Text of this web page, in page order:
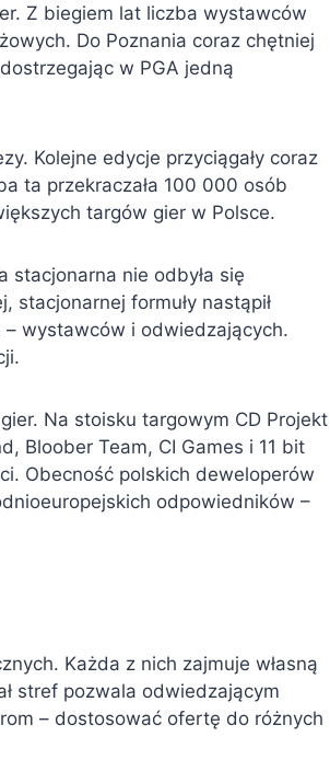
Z biegiem lat liczba wystawców
Do Poznania coraz chętniej
w PGA jedną
Kolejne edycje przyciągały coraz
ta przekraczała 100 000 osób
targów gier w Polsce.
stacjonarna nie odbyła się
stacjonarnej formuły nastąpił
wystawców i odwiedzających.
Na stoisku targowym CD Projekt
Bloober Team, CI Games i 11 bit
Obecność polskich deweloperów
odpowiedników –
Każda z nich zajmuje własną
stref pozwala odwiedzającym
– dostosować ofertę do różnych